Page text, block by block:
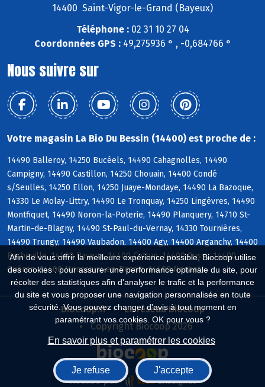
Afin de vous offrir la meilleure expérience possible, Biocoop utilise
des cookies : pour assurer une performance optimale du site, pour
récolter des statistiques afin d'analyser le trafic et la performance
du site et vous proposer une navigation personnalisée en toute
sécurité. Vous pouvez changer d'avis à tout moment en
paramétrant vos cookies. OK pour vous ?
En savoir plus et paramétrer les cookies
Je refuse J'accepte
14400 Saint-Vigor-le-Grand (Bayeux)
Téléphone :02 31 10 27 04
Coordonnées GPS :49,275936 ° , -0,684766 °
Nous suivre sur
Votre magasin La Bio Du Bessin (14400) est proche de :
14490 Balleroy, 14250 Bucéels, 14490 Cahagnolles, 14490
Campigny, 14490 Castillon, 14250 Chouain, 14400 Condé
s/Seulles, 14250 Ellon, 14250 Juaye-Mondaye, 14490 La Bazoque,
14330 Le Molay-Littry, 14490 Le Tronquay, 14250 Lingèvres, 14490
Montfiquet, 14490 Noron-la-Poterie, 14490 Planquery, 14710 St-
Martin-de-Blagny, 14490 St-Paul-du-Vernay, 14330 Tournières,
14490 Trungy, 14490 Vaubadon, 14400 Agy, 14400 Arganchy, 14400
Barbeville, 14400 Bayeux, 14400 Cottun, 14400 Cussy, 14400
Guéron, 14400 Monceaux-en-Bessin, 14400 Nonant
Biocoop.fr
Le réseau Biocoop
Copyright Biocoop 2026
Réalisé par